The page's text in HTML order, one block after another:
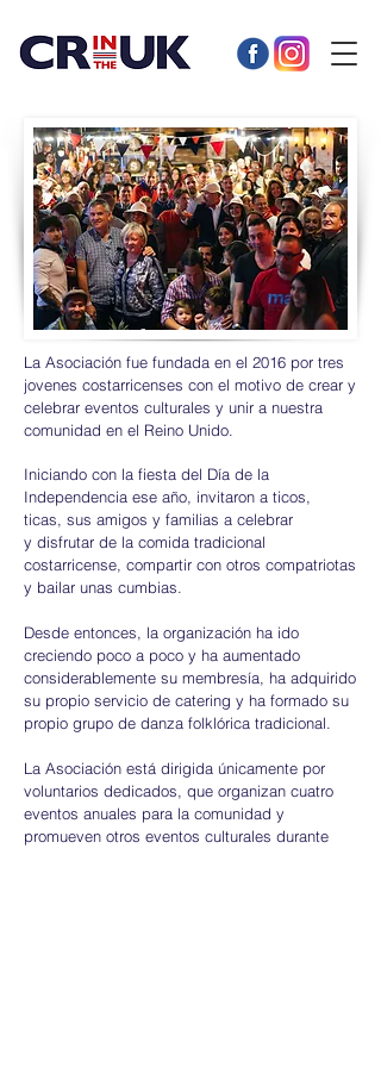
La Asociación fue fundada en el 2016 por tres
jovenes costarricenses con el motivo de crear y
celebrar eventos culturales y unir a nuestra
comunidad en el Reino Unido.
Iniciando con la fiesta del Día de la
Independencia ese año, invitaron a ticos,
ticas, sus amigos y familias a celebrar
y disfrutar de la comida tradicional
costarricense, compartir con otros compatriotas
y bailar unas cumbias.
Desde entonces, la organización ha ido
creciendo poco a poco y ha aumentado
considerablemente su membresía, ha adquirido
su propio servicio de catering y ha formado su
propio grupo de danza folklórica tradicional.
La Asociación está dirigida únicamente por
voluntarios dedicados, que organizan cuatro
eventos anuales para la comunidad y
promueven otros eventos culturales durante